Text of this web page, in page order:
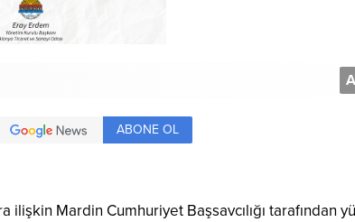
A
ABONE OL
ilişkin Mardin Cumhuriyet Başsavcılığı tarafından